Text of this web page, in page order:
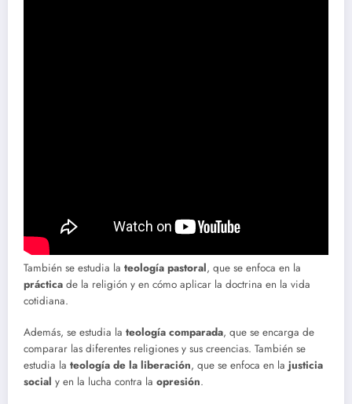
También se estudia la teología pastoral, que se enfoca en la
práctica de la religión y en cómo aplicar la doctrina en la vida
cotidiana.
Además, se estudia la teología comparada, que se encarga de
comparar las diferentes religiones y sus creencias. También se
estudia la teología de la liberación, que se enfoca en la justicia
social y en la lucha contra la opresión.